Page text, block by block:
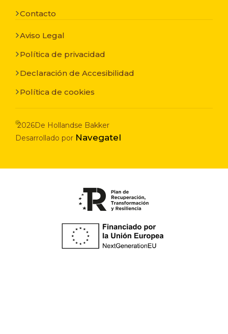
Contacto
Aviso Legal
Política de privacidad
Declaración de Accesibilidad
Política de cookies
©2026De Hollandse Bakker
Desarrollado por Navegatel